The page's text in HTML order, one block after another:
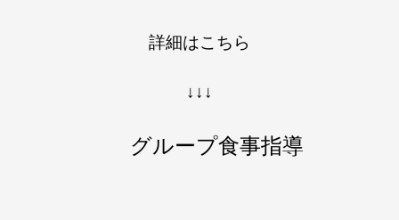
詳細はこちら
↓↓↓
グループ食事指導